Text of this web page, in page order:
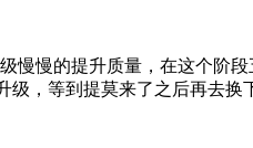
慢慢的提升质量，在这个阶
，等到提莫来了之后再去换